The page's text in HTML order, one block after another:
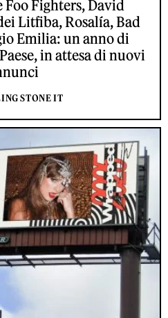
Fighters, David
Litfiba, Rosalía, Bad
Emilia: un anno di
in attesa di nuovi
STONE IT